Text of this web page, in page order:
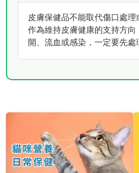
皮膚保健品不能取代傷口處
作為維持皮膚健康的支持方
開、流血或感染，一定要先處